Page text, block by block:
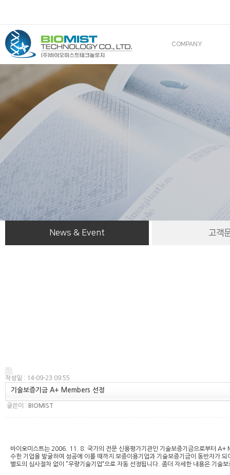
COMPANY
조직도
산업재산권
News & Event 고객
작성일 : 14-09-23 09:55
기술보증기금 A+ Members 선정
글쓴이 : BIOMIST
바이오미스트는 2006. 11. 8. 국가의 전문 신용평가기관인 기술보증기금으로부터
수한 기업을 발굴하여 성공에 이를 때까지 보증이용기업과 기술보증기금이 동반자가
별도의 심사절차 없이 ”우량기술기업“으로 자동 선정됩니다. 좀더 자세한 내용은 기